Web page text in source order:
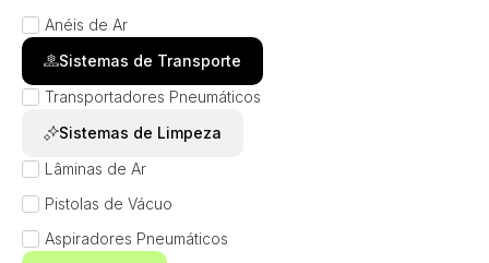
Anéis de Ar
Sistemas de Transporte
Transportadores Pneumáticos
Sistemas de Limpeza
Lâminas de Ar
Pistolas de Vácuo
Aspiradores Pneumáticos